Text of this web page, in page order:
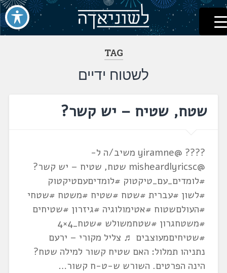
דלג
לתוכן
לשוניאדה
עברית. לשון. שפה
TAG
לשטוח ידיים
שטח, שטיח – יש קשר?
???? @yiramne משיב/ה ל-
@misheardlyricsc שטח, שטיח – יש קשר?
#לומדים_עם_טיקטוק #לומדיםעםטיקטוק
#לשון #עברית #שטח #שטיח #משטח #שטחי
#העולםשטוח #אטימולוגיה #גיזרון #שטיחים
#משטחגרון #שטחמשולש #שטח_4×4
#שטיחיםמעוצבים ♬ צליל מקורי – ירעם
נתניהו תמלול: האם שטיח קשור למילה שטח?
הינה הפרטים. השורש ש-ט-ח קשור…